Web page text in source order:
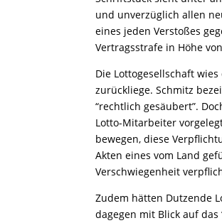
und unverzüglich allen
eines jeden Verstoßes
Vertragsstrafe in Höhe
Die Lottogesellschaft
zurückliege. Schmitz
“rechtlich gesäubert”.
Lotto-Mitarbeiter
bewegen, diese
Akten eines vom Land
Verschwiegenheit
Zudem hätten Dutzende
dagegen mit Blick auf